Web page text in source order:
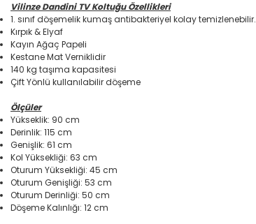
Vilinze Dandini TV Koltuğu Özellikleri
1. sınıf döşemelik kumaş antibakteriyel kolay temizlenebilir.
Kırpık & Elyaf
Kayın Ağaç Papeli
Kestane Mat Verniklidir
140 kg taşıma kapasitesi
Çift Yönlü kullanılabilir döşeme
Ölçüler
Yükseklik: 90 cm
Derinlik: 115 cm
Genişlik: 61 cm
Kol Yüksekliği: 63 cm
Oturum Yüksekliği: 45 cm
Oturum Genişliği: 53 cm
Oturum Derinliği: 50 cm
Döşeme Kalınlığı: 12 cm